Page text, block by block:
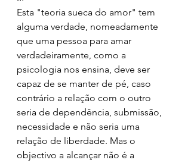
Esta "teoria sueca do amor" tem
alguma verdade, nomeadamente
que uma pessoa para amar
verdadeiramente, como a
psicologia nos ensina, deve ser
capaz de se manter de pé, caso
contrário a relação com o outro
seria de dependência, submissão,
necessidade e não seria uma
relação de liberdade. Mas o
objectivo a alcançar não é a